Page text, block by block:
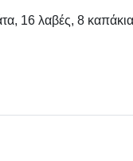
16 λαβές, 8 καπάκια